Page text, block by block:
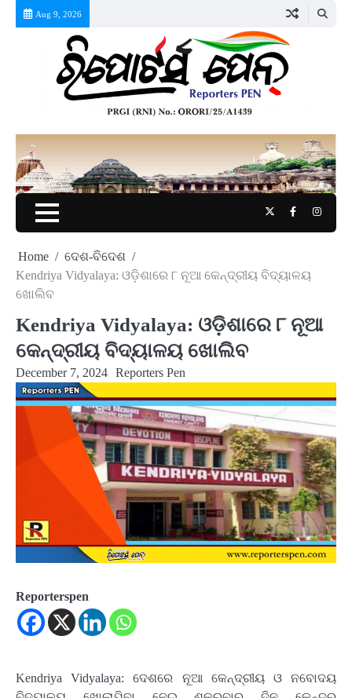
Aug 9, 2026
TwitterFacebook
Home
ଦେଶ-ବିଦେଶ
Kendriya Vidyalaya: ଓଡ଼ିଶାରେ ୮ ନୂଆ କେନ୍ଦ୍ରୀୟ ବିଦ୍ୟାଳୟ
ଖୋଲିବ
Kendriya Vidyalaya: ଓଡ଼ିଶାରେ ୮ ନୂଆ
କେନ୍ଦ୍ରୀୟ ବିଦ୍ୟାଳୟ ଖୋଲିବ
December 7, 2024 Reporters Pen
Reporterspen
Kendriya Vidyalaya: ଦେଶରେ ନୂଆ କେନ୍ଦ୍ରୀୟ ଓ ନବୋଦୟ